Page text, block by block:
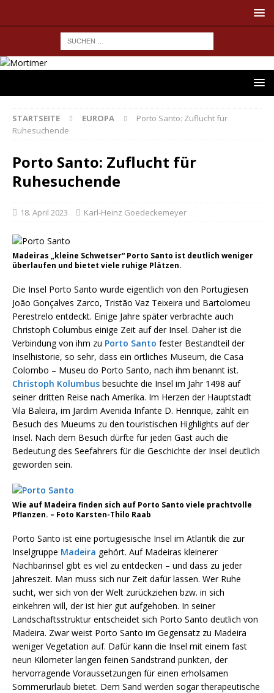
STARTSEITE EUROPA
Porto Santo: Zuflucht für
Ruhesuchende
Porto Santo: Zuflucht für
Ruhesuchende
18. April 2023 Karl-Heinz Goedeckemeyer
Madeiras „kleine Schwetser“ Porto Santo ist deutlich weniger
überlaufen und bietet viele ruhige Plätzen.
Die Insel Porto Santo wurde eigentlich von den Portugiesen
João Gonçalves Zarco, Tristão Vaz Teixeira und Bartolomeu
Perestrelo entdeckt. Einige Jahre später verbrachte auch
Christoph Columbus einige Zeit auf der Insel. Daher ist die
Verbindung von ihm zu Porto Santo fester Bestandteil der
Inselhistorie, so sehr, dass ein örtliches Museum, die Casa
Colombo – Museu do Porto Santo, nach ihm benannt ist.
Christoph Kolumbus besuchte die Insel im Jahr 1498 auf
seiner dritten Reise nach Amerika. Im Herzen der Hauptstadt
Vila Baleira, im Jardim Avenida Infante D. Henrique, zählt ein
Besuch des Mueums zu den touristischen Highlights auf der
Insel. Nach dem Besuch dürfte für jeden Gast auch die
Bedeutung des Seefahrers für die Geschichte der Insel deutlich
geworden sein.
Wie auf Madeira finden sich auf Porto Santo viele prachtvolle
Pflanzen. – Foto Karsten-Thilo Raab
Porto Santo ist eine portugiesische Insel im Atlantik die zur
Inselgruppe Madeira gehört. Auf Madeiras kleinerer
Nachbarinsel gibt es viel zu entdecken – und dass zu jeder
Jahreszeit. Man muss sich nur Zeit dafür lassen. Wer Ruhe
sucht, wer sich von der Welt zurückziehen bzw. in sich
einkehren will, der ist hier gut aufgehoben. In seiner
Landschaftsstruktur entscheidet sich Porto Santo deutlich von
Madeira. Zwar weist Porto Santo im Gegensatz zu Madeira
weniger Vegetation auf. Dafür kann die Insel mit einem fast
neun Kilometer langen feinen Sandstrand punkten, der
hervorragende Voraussetzungen für einen erholsamen
Sommerurlaub bietet. Dem Sand werden sogar therapeutische